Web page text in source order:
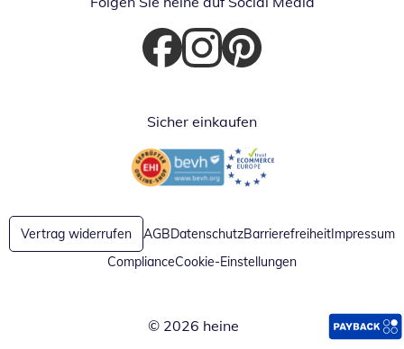
Öffnet in neuem Fenster
Öffnet in neuem Fenster
Öffnet in neuem Fenster
Sicher einkaufen
Öffnet in neuem FensterÖffnet in neuem Fenster
Vertrag widerrufen AGBDatenschutzBarrierefreiheitImpressum
ComplianceCookie-Einstellungen
© 2026 heine